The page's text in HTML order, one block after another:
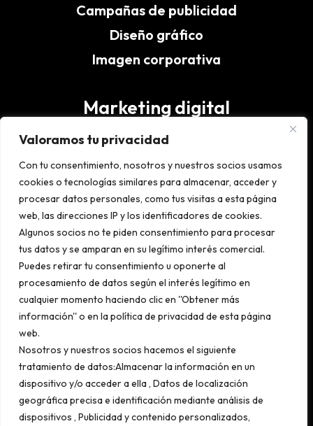
Valoramos tu privacidad
Con tu consentimiento, nosotros y nuestros socios usamos
cookies o tecnologías similares para almacenar, acceder y
procesar datos personales, como tus visitas a esta página
web, las direcciones IP y los identificadores de cookies.
Algunos socios no te piden consentimiento para procesar
tus datos y se amparan en su legítimo interés comercial.
Puedes retirar tu consentimiento u oponerte al
procesamiento de datos según el interés legítimo en
cualquier momento haciendo clic en ''Obtener más
información'' o en la política de privacidad de esta página
web.
Nosotros y nuestros socios hacemos el siguiente
tratamiento de datos:Almacenar la información en un
dispositivo y/o acceder a ella , Datos de localización
geográfica precisa e identificación mediante análisis de
dispositivos , Publicidad y contenido personalizados,
Campañas de publicidad
Diseño gráfico
Imagen corporativa
Marketing digital
AEO
SEM
Diseño web
Email marketing
Social media marketing
Influencer marketing
Aviso legal|Privacidad|Cookies